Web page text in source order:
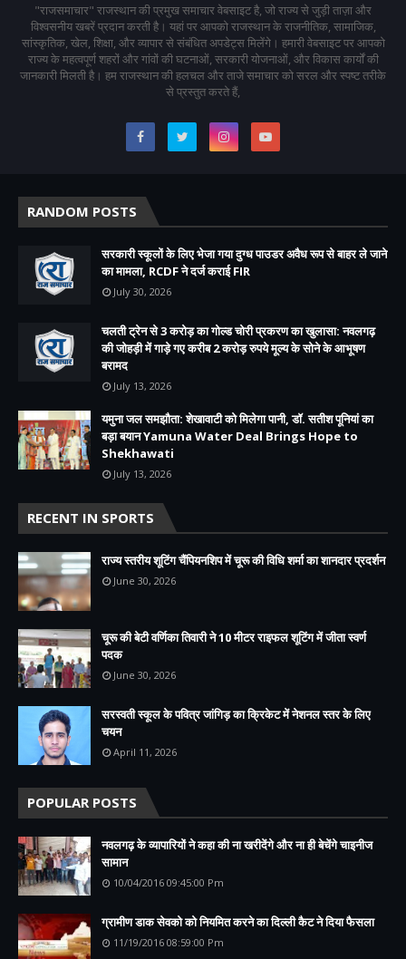
"राजसमाचार" राजस्थान की प्रमुख समाचार वेबसाइट है, जो राज्य से जुड़ी ताज़ा और
विश्वसनीय खबरें प्रदान करती है। यहां पर आपको राजस्थान के राजनीतिक, सामाजिक,
सांस्कृतिक, खेल, शिक्षा, और व्यापार से संबंधित अपडेट्स मिलेंगे। हमारी वेबसाइट पर आपको
राज्य के महत्वपूर्ण शहरों और गांवों की घटनाओं, सरकारी योजनाओं, और विकास कार्यों की
जानकारी मिलती है। हम राजस्थान की हलचल और ताजे समाचार को सरल और स्पष्ट तरीके
से प्रस्तुत करते हैं,
RANDOM POSTS
सरकारी स्कूलों के लिए भेजा गया दुग्ध पाउडर अवैध रूप से बाहर ले जाने
का मामला, RCDF ने दर्ज कराई FIR
July 30, 2026
चलती ट्रेन से 3 करोड़ का गोल्ड चोरी प्रकरण का खुलासा: नवलगढ़
की जोहड़ी में गाड़े गए करीब 2 करोड़ रुपये मूल्य के सोने के आभूषण
बरामद
July 13, 2026
यमुना जल समझौता: शेखावाटी को मिलेगा पानी, डॉ. सतीश पूनियां का
बड़ा बयान Yamuna Water Deal Brings Hope to
Shekhawati
July 13, 2026
RECENT IN SPORTS
राज्य स्तरीय शूटिंग चैंपियनशिप में चूरू की विधि शर्मा का शानदार प्रदर्शन
June 30, 2026
चूरू की बेटी वर्णिका तिवारी ने 10 मीटर राइफल शूटिंग में जीता स्वर्ण
पदक
June 30, 2026
सरस्वती स्कूल के पवित्र जांगिड़ का क्रिकेट में नेशनल स्तर के लिए
चयन
April 11, 2026
POPULAR POSTS
नवलगढ़ के व्यापारियों ने कहा की ना खरीदेंगे और ना ही बेचेंगे चाइनीज
सामान
10/04/2016 09:45:00 Pm
ग्रामीण डाक सेवको को नियमित करने का दिल्ली कैट ने दिया फैसला
11/19/2016 08:59:00 Pm